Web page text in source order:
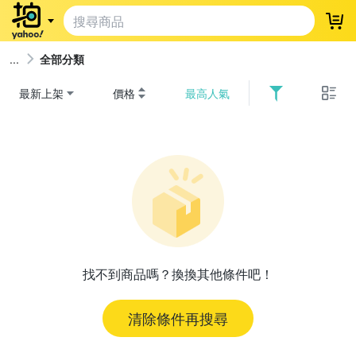
登
全部分類
最新上架 價格 最高人氣
找不到商品嗎？換換其他條件吧！
清除條件再搜尋